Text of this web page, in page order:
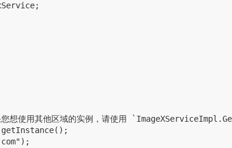
使用其他区域的实例，请使用